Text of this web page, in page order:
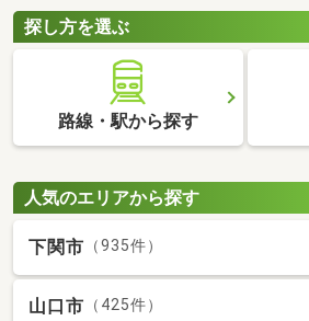
を見つけましょう。
探し方を選ぶ
路線・駅から探す
人気のエリアから探す
下関市 （935件）
山口市 （425件）